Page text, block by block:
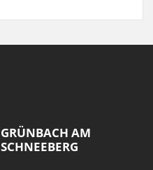
GRÜNBACH AM
SCHNEEBERG